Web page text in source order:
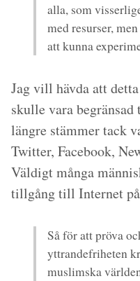
alla, som
med resurser,
att kunna
Jag vill hävda att
skulle vara
längre stämmer tack
Twitter, Facebook,
Väldigt många
tillgång till Internet
Så för att pröva
yttrandefriheten
muslimska